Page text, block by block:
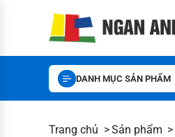
DANH MỤC SẢN PHẨM
Trang chủ Sản phẩm